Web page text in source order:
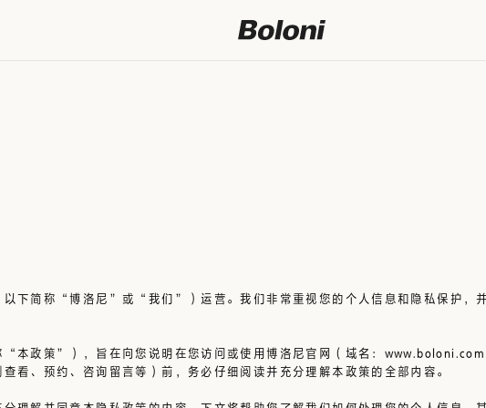
以下简称“博洛尼”或“我们”）运营。我们非常重视您的个人信息和隐私保护，
“本政策”），旨在向您说明在您访问或使用博洛尼官网（域名：
看、预约、咨询留言等）前，务必仔细阅读并充分理解本政策的全部内容。